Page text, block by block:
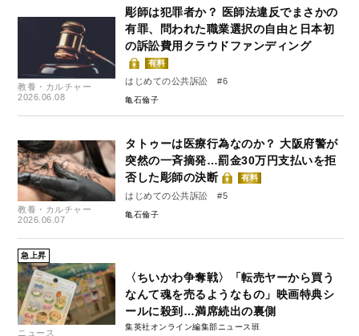
教養・カルチャー
2026.06.08
彫師は犯罪者か？ 医師法違反でまさかの
有罪、問われた職業選択の自由と日本初
の訴訟費用クラウドファンディング
有料
はじめての公共訴訟 #6
亀石倫子
教養・カルチャー
2026.06.07
タトゥーは医療行為なのか？ 大阪府警が
突然の一斉摘発…罰金30万円支払いを拒
否した彫師の決断
有料
はじめての公共訴訟 #5
亀石倫子
急上昇
ニュース
〈ちいかわ争奪戦〉「転売ヤーから買う
なんて魂を売るようなもの」映画特典シ
ールに殺到…満席続出の裏側
集英社オンライン編集部ニュース班